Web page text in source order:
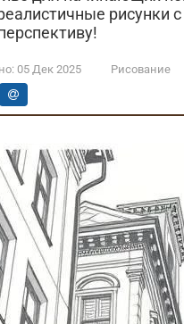
рисунки
05 Дек 2025 Рисование